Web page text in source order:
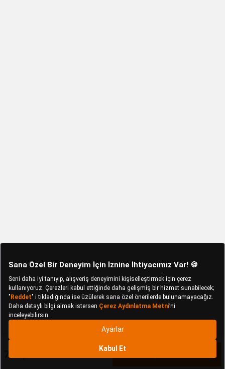
766,25 TL